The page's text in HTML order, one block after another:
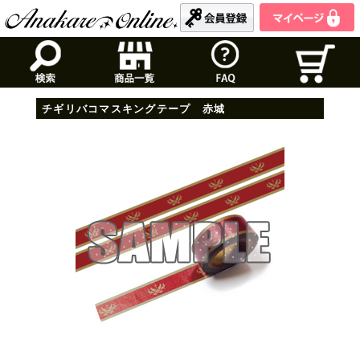
チギリバコマスキングテープ 赤城